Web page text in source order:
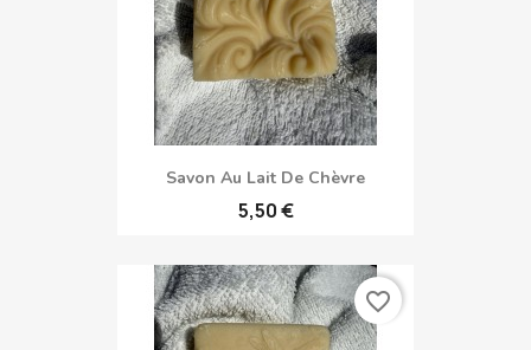
Savon Au Lait De Chèvre
5,50 €
favorite_border